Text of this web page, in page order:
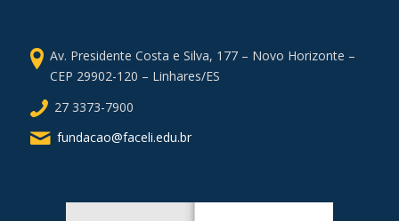
Av. Presidente Costa e Silva, 177 – Novo Horizonte –
CEP 29902-120 – Linhares/ES
27 3373-7900
fundacao@faceli.edu.br